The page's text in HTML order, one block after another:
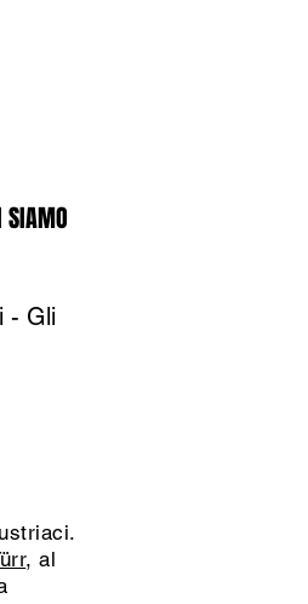
SIAMO
- Gli
, al